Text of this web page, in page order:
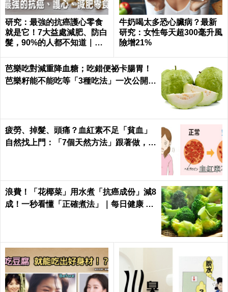
研究：最強的抗癌護心零食
就是它！7大益處減肥、防白
髮，90%的人都不知道｜每
牛奶喝太多恐心臟病？最新
研究：女性每天超300毫升風
險增21%
芭樂吃對減重降血糖；吃錯便祕卡腸胃！
芭樂籽能不能吃等「3種吃法」一次公開｜
疲勞、掉髮、頭痛？血紅素不足「貧血」
自然找上門：「7個天然方法」跟著做，杜
浪費！「花椰菜」用水煮「抗癌成份」減8
成！一秒看懂「正確煮法」｜每日健康 He